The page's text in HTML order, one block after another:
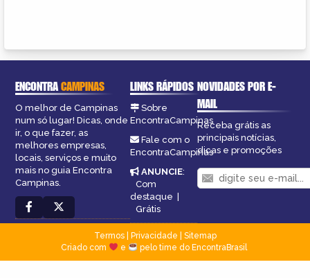
ENCONTRACAMPINAS
O melhor de Campinas
num só lugar! Dicas, onde
ir, o que fazer, as
melhores empresas,
locais, serviços e muito
mais no guia Encontra
Campinas.
LINKS RÁPIDOS
Sobre
EncontraCampinas
Fale com o
EncontraCampinas
ANUNCIE:
Com
destaque |
Grátis
NOVIDADES POR E-
MAIL
Receba grátis as
principais notícias,
dicas e promoções
Termos| Privacidade
Sitemap
Criado com
e pelo time do EncontraBrasil